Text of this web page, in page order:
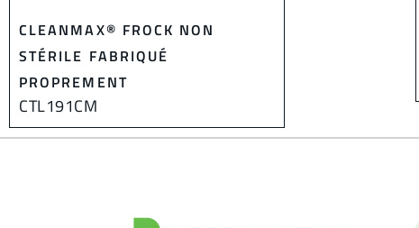
CLEANMAX® FROCK NON
STÉRILE FABRIQUÉ
PROPREMENT
CTL191CM